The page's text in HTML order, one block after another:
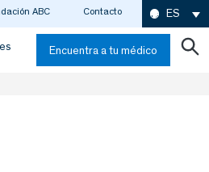
ABC Contacto ES
Encuentra a tu médico